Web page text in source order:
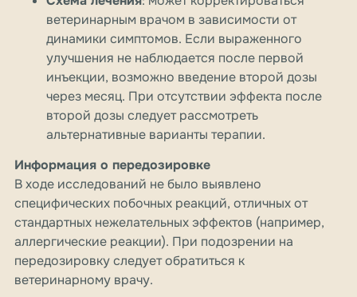
ветеринарным врачом в зависимости от
динамики симптомов. Если выраженного
улучшения не наблюдается после первой
инъекции, возможно введение второй дозы
через месяц. При отсутствии эффекта после
второй дозы следует рассмотреть
альтернативные варианты терапии.
Информация о передозировке
В ходе исследований не было выявлено
специфических побочных реакций, отличных от
стандартных нежелательных эффектов (например,
аллергические реакции). При подозрении на
передозировку следует обратиться к
ветеринарному врачу.